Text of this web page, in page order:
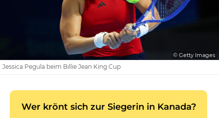
© Getty Images
Jessica Pegula beim Billie Jean King Cup